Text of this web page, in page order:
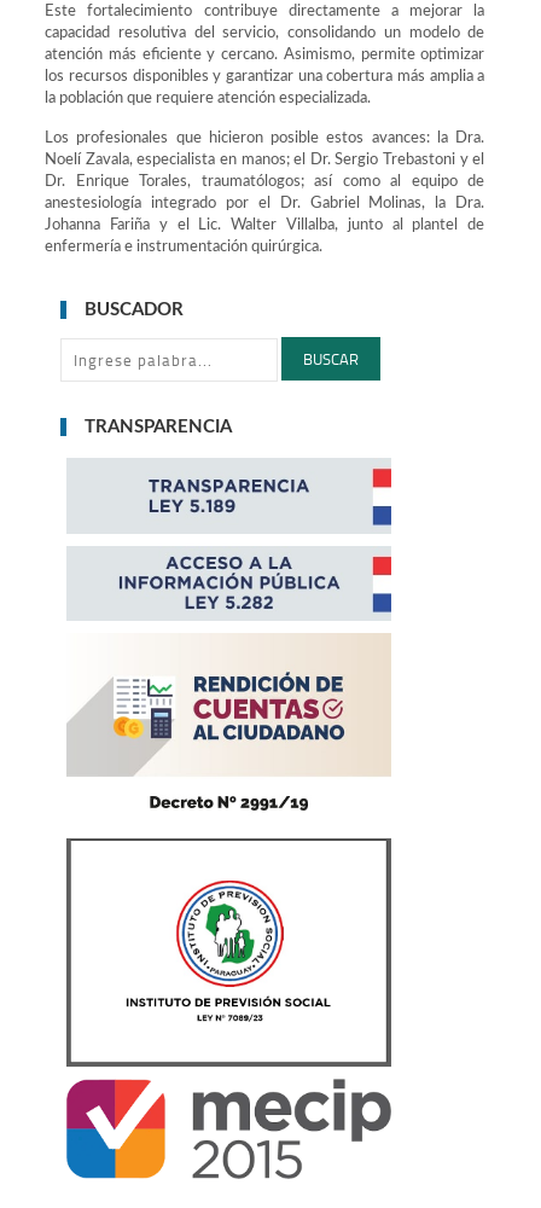
Este fortalecimiento contribuye directamente a mejorar la
capacidad resolutiva del servicio, consolidando un modelo de
atención más eficiente y cercano. Asimismo, permite optimizar
los recursos disponibles y garantizar una cobertura más amplia a
la población que requiere atención especializada.
Los profesionales que hicieron posible estos avances: la Dra.
Noelí Zavala, especialista en manos; el Dr. Sergio Trebastoni y el
Dr. Enrique Torales, traumatólogos; así como al equipo de
anestesiología integrado por el Dr. Gabriel Molinas, la Dra.
Johanna Fariña y el Lic. Walter Villalba, junto al plantel de
enfermería e instrumentación quirúrgica.
BUSCADOR
BUSCAR
TRANSPARENCIA